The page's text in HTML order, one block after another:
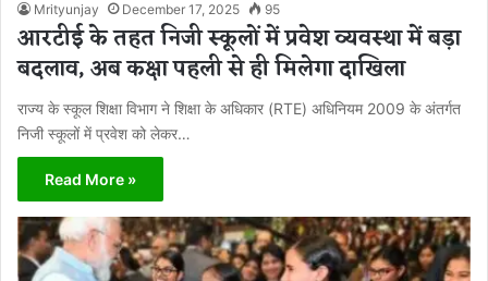
Mrityunjay December 17, 2025 95
आरटीई के तहत निजी स्कूलों में प्रवेश व्यवस्था में बड़ा
बदलाव, अब कक्षा पहली से ही मिलेगा दाखिला
राज्य के स्कूल शिक्षा विभाग ने शिक्षा के अधिकार (RTE) अधिनियम 2009 के अंतर्गत
निजी स्कूलों में प्रवेश को लेकर…
Read More »